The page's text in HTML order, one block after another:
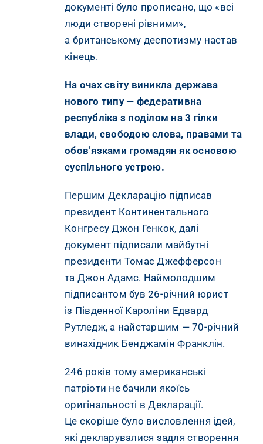
документі було прописано, що «всі
люди створені рівними»,
а британському деспотизму настав
кінець.
На очах світу виникла держава
нового типу — федеративна
республіка з поділом на 3 гілки
влади, свободою слова, правами та
обов’язками громадян як основою
суспільного устрою.
Першим Декларацію підписав
президент Континентального
Конгресу Джон Генкок, далі
документ підписали майбутні
президенти Томас Джефферсон
та Джон Адамс. Наймолодшим
підписантом був 26-річний юрист
із Південної Кароліни Едвард
Рутледж, а найстаршим — 70-річний
винахідник Бенджамін Франклін.
246 років тому американські
патріоти не бачили якоїсь
оригінальності в Декларації.
Це скоріше було висловлення ідей,
які декларувалися задля створення